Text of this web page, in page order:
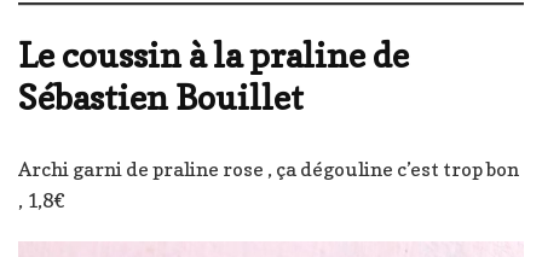
Le coussin à la praline de
Sébastien Bouillet
Archi garni de praline rose , ça dégouline c’est trop bon
, 1,8€